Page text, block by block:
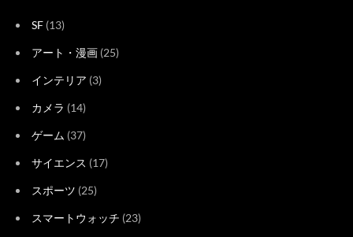
SF (13)
アート・漫画 (25)
インテリア (3)
カメラ (14)
ゲーム (37)
サイエンス (17)
スポーツ (25)
スマートウォッチ (23)